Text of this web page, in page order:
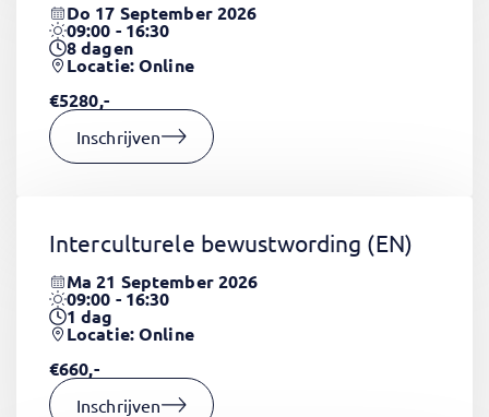
Do 17 September 2026
09:00 - 16:30
8dagen
Locatie: Online
€5280,-
Inschrijven
Interculturele bewustwording (EN)
Ma 21 September 2026
09:00 - 16:30
1dag
Locatie: Online
€660,-
Inschrijven